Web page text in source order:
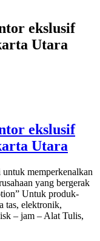
ekslusif
Utara
ekslusif
Utara
memperkenalkan
yang bergerak
Untuk produk-
tas, elektronik,
– jam – Alat Tulis,